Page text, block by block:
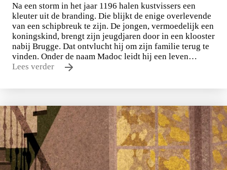
Na een storm in het jaar 1196 halen kustvissers een
kleuter uit de branding. Die blijkt de enige overlevende
van een schipbreuk te zijn. De jongen, vermoedelijk een
koningskind, brengt zijn jeugdjaren door in een klooster
nabij Brugge. Dat ontvlucht hij om zijn familie terug te
vinden. Onder de naam Madoc leidt hij een leven…
Lees verder